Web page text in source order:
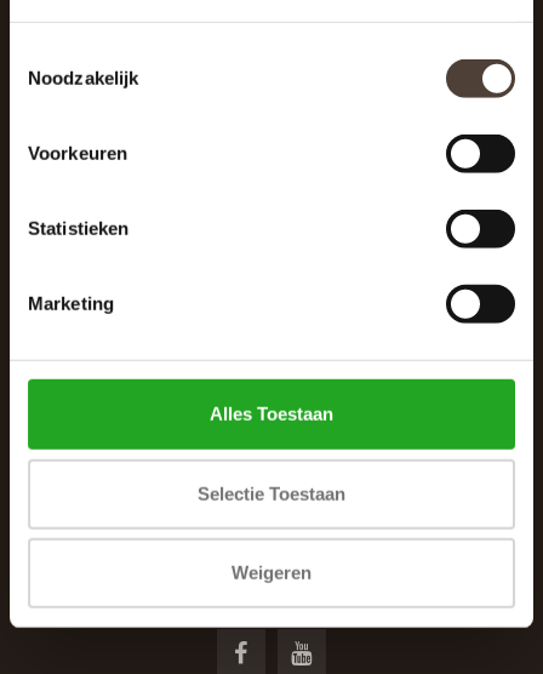
Noodzakelijk
Voorkeuren
Statistieken
Marketing
Alles Toestaan
Selectie Toestaan
Weigeren
De Woonhoek - Landelijk leven
Winkelcentrum Woensel 342
5625 AG Eindhoven
040 287 12 00